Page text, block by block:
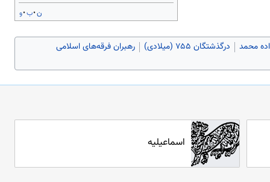
ن ب و
محمد درگذشتگان ۷۵۵ (میلادی) رهبران فرقه‌های اسلامی
اسماعیلیه